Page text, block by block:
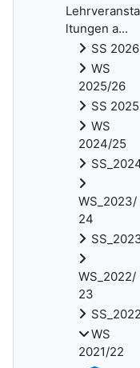
Lehrveransta
ltungen a...
SS 2026
WS
2025/26
SS 2025
WS
2024/25
WS_2023/
24
WS_2022/
23
SS_2022
WS
2021/22